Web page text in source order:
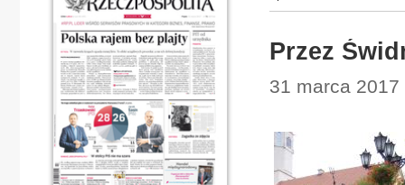
Przez
31 marca